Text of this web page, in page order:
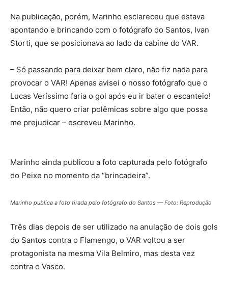
Na publicação, porém, Marinho esclareceu que estava
apontando e brincando com o fotógrafo do Santos, Ivan
Storti, que se posicionava ao lado da cabine do VAR.
– Só passando para deixar bem claro, não fiz nada para
provocar o VAR! Apenas avisei o nosso fotógrafo que o
Lucas Veríssimo faria o gol após eu ir bater o escanteio!
Então, não quero criar polêmicas sobre algo que possa
me prejudicar – escreveu Marinho.
Marinho ainda publicou a foto capturada pelo fotógrafo
do Peixe no momento da “brincadeira”.
Marinho publica a foto tirada pelo fotógrafo do Santos — Foto: Reprodução
Três dias depois de ser utilizado na anulação de dois gols
do Santos contra o Flamengo, o VAR voltou a ser
protagonista na mesma Vila Belmiro, mas desta vez
contra o Vasco.